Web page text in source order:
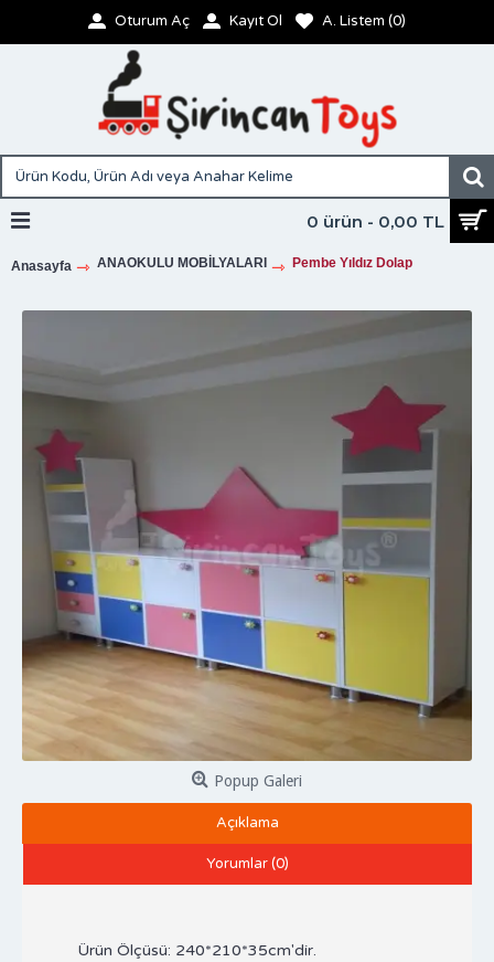
Oturum Aç Kayıt Ol A. Listem (0)
0 ürün - 0,00 TL
Anasayfa ANAOKULU MOBİLYALARI Pembe Yıldız Dolap
Popup Galeri
Açıklama
Yorumlar (0)
Ürün Ölçüsü: 240*210*35cm'dir.